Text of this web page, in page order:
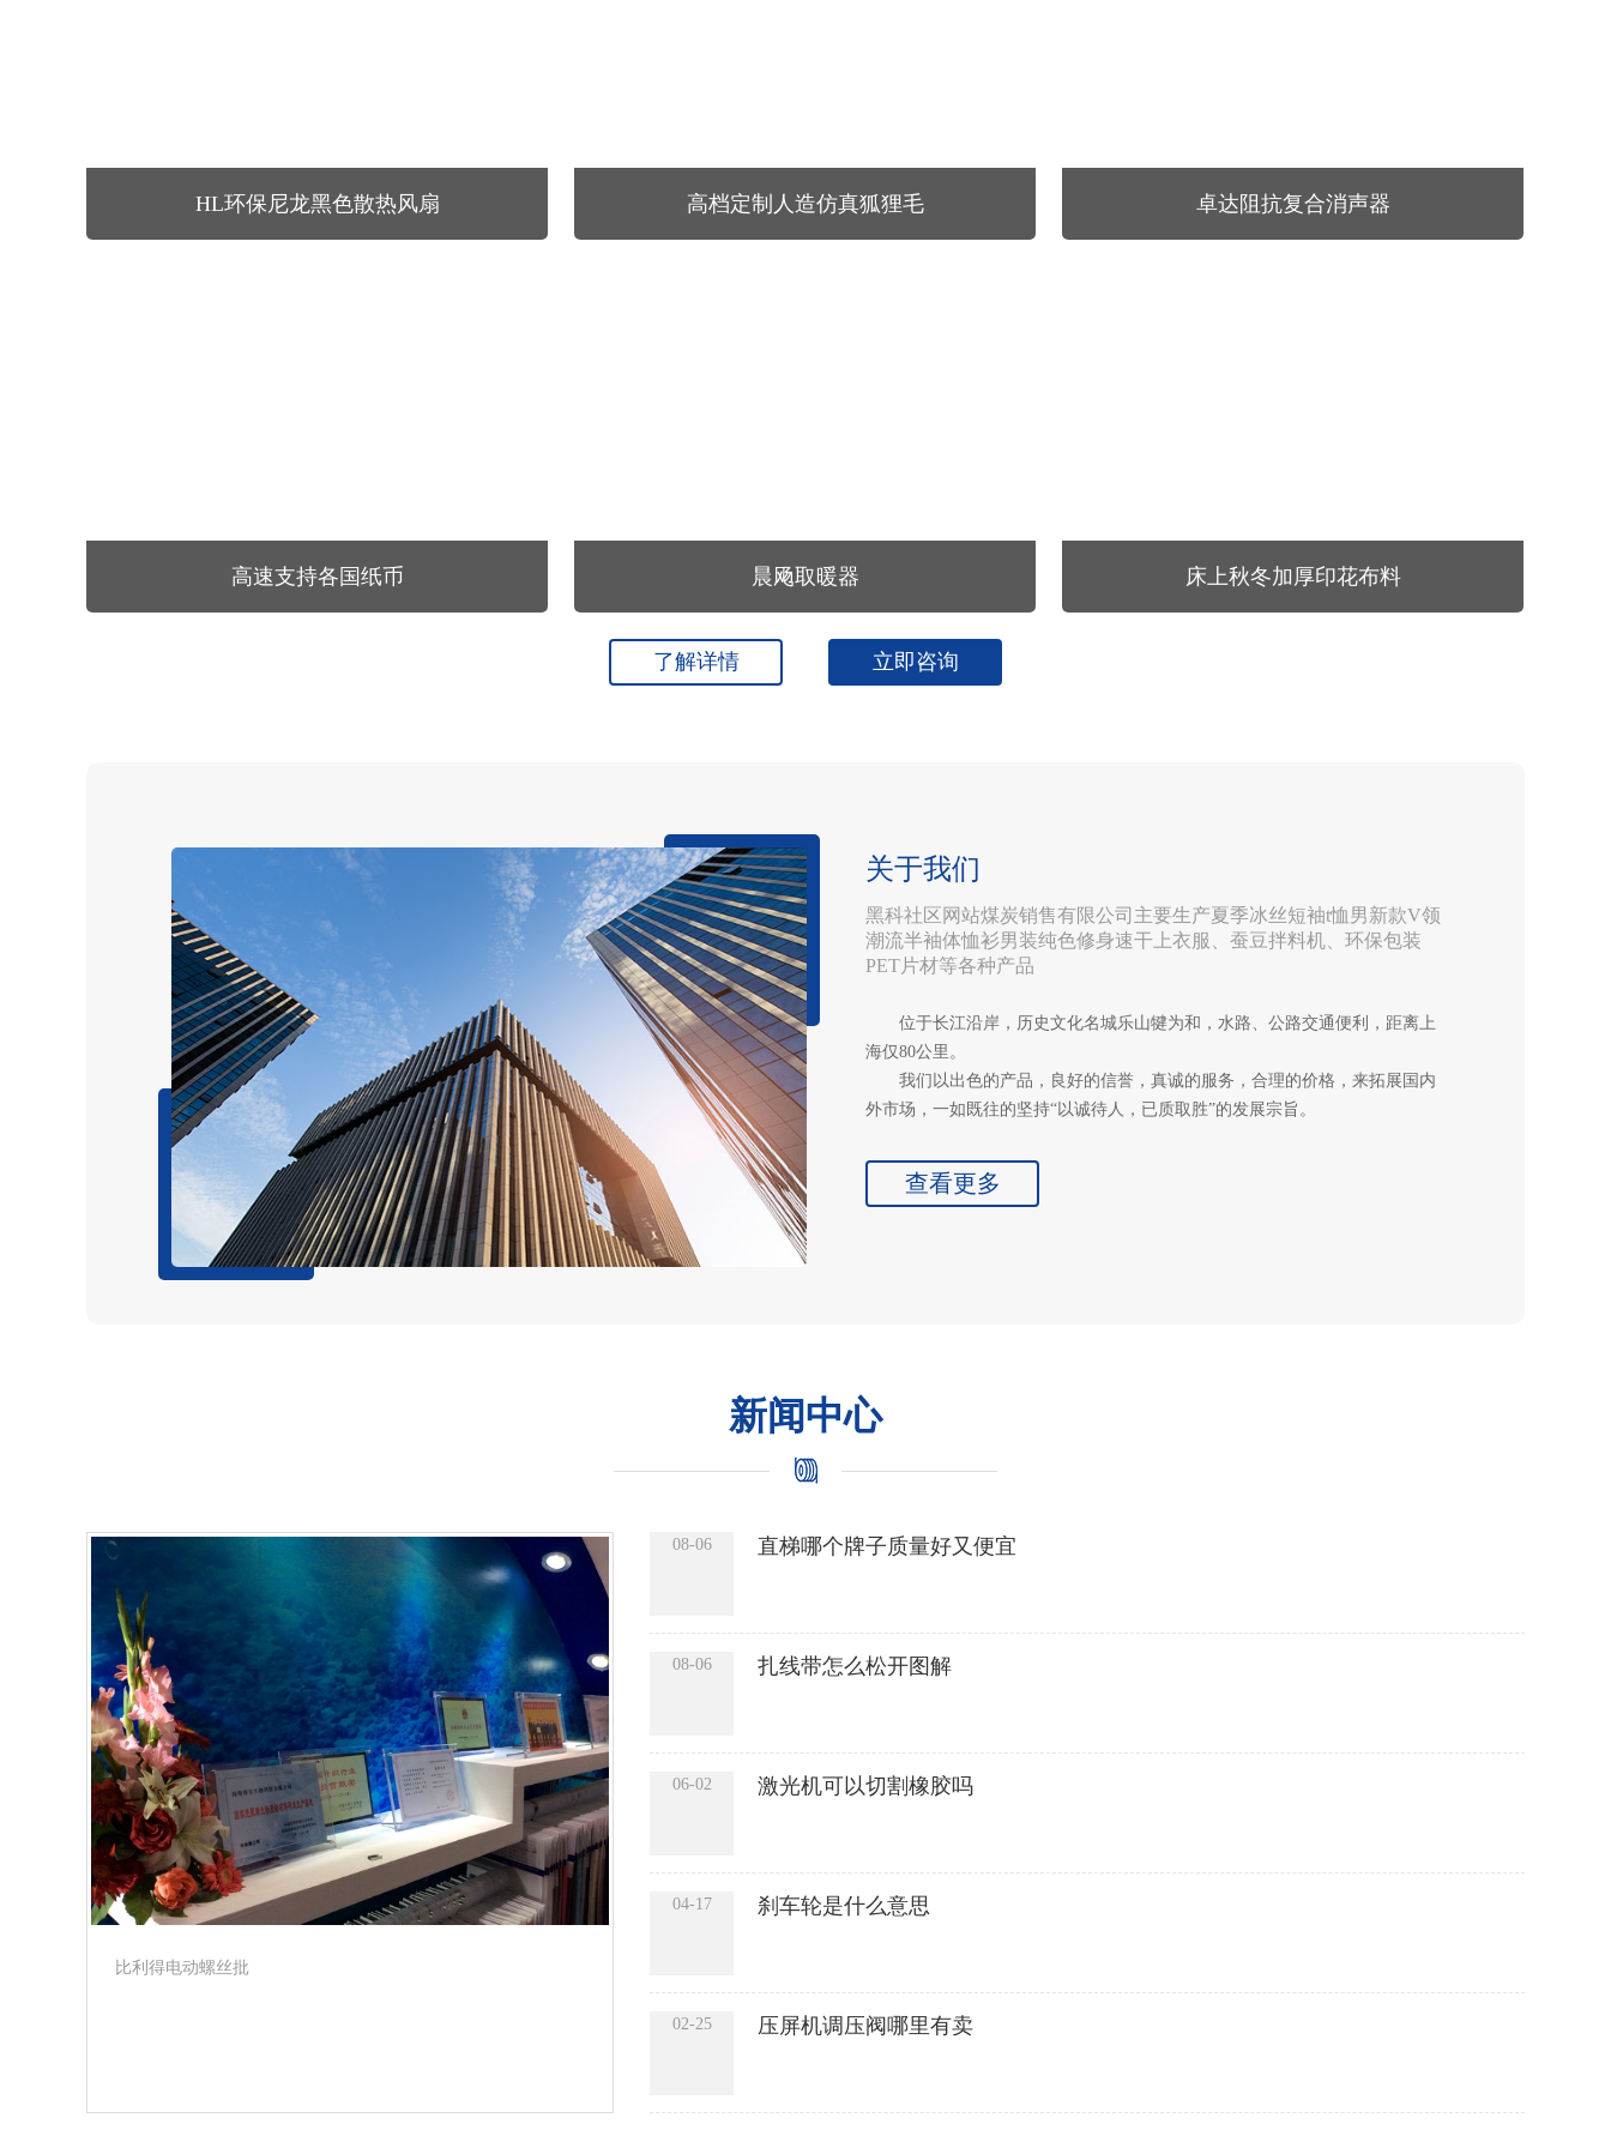
HL环保尼龙黑色散热风扇 高档定制人造仿真狐狸毛 卓达阻抗复合消声器
高速支持各国纸币 晨飏取暖器 床上秋冬加厚印花布料
了解详情 立即咨询
关于我们
黑科社区网站煤炭销售有限公司主要生产夏季冰丝短袖t恤男新款V领
潮流半袖体恤衫男装纯色修身速干上衣服、蚕豆拌料机、环保包装
PET片材等各种产品
位于长江沿岸，历史文化名城乐山犍为和，水路、公路交通便利，距离上
海仅80公里。
我们以出色的产品，良好的信誉，真诚的服务，合理的价格，来拓展国内
外市场，一如既往的坚持“以诚待人，已质取胜”的发展宗旨。
查看更多
新闻中心
比利得电动螺丝批
08-06 直梯哪个牌子质量好又便宜
08-06 扎线带怎么松开图解
06-02 激光机可以切割橡胶吗
04-17 刹车轮是什么意思
02-25 压屏机调压阀哪里有卖